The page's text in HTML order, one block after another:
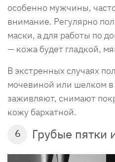
особенно мужчины,
внимание. Регулярно
маски, а для работы по
— кожа будет гладкой,
В экстренных случаях
мочевиной или шелком
заживляют, снимают
кожу бархатной.
6 Грубые пятки